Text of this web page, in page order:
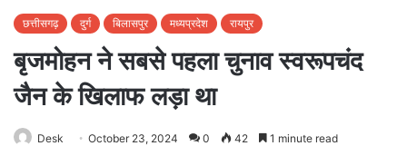
छत्तीसगढ़ दुर्ग बिलासपुर मध्यप्रदेश रायपुर
बृजमोहन ने सबसे पहला चुनाव स्वरूपचंद
जैन के खिलाफ लड़ा था
Desk October 23, 2024 0 42 1 minute read